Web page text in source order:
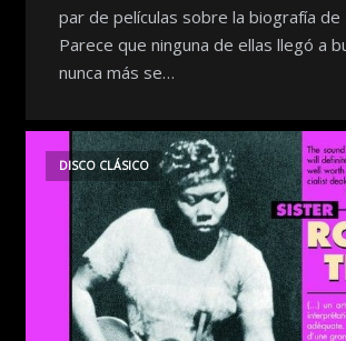
par de películas sobre la biografía de
Parece que ninguna de ellas llegó a
nunca más se…
DISCO CLÁSICO